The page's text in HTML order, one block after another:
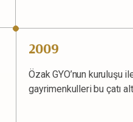
2009
Özak GYO’nun kuruluşu
gayrimenkulleri bu çatı